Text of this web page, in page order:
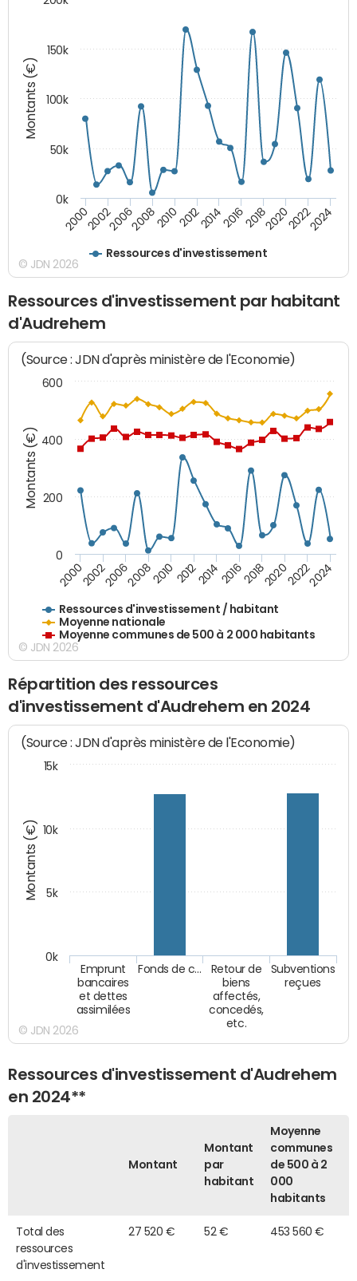
Montants (€)
Ressources d'investissement
200020022006200820102012201420162018202020222024
0k
50k
100k
150k
© JDN 2026
Ressources d'investissement par habitant
d'Audrehem
Montants (€)
(Source : JDN d'après ministère de l'Economie)
Ressources d'investissement / habitant
Moyenne nationale
Moyenne communes de 500 à 2 000 habitants
20002002200620082010 2012201420162018202020222024
0
200
400
600
© JDN 2026
Répartition des ressources
d'investissement d'Audrehem en 2024
Montants (€)
(Source : JDN d'après ministère de l'Economie)
Emprunt
bancaires
et dettes
assimilées
Fonds de c…
Retour de
biens
affectés,
concedés,
etc.
Subventions
reçues
0k
5k
10k
15k
© JDN 2026
Ressources d'investissement d'Audrehem
en 2024**
Montant
Montant
par
habitant
Moyenne
communes
de 500 à 2
000
habitants
Total des
ressources
d'investissement
27 520 € 52 € 453 560 €